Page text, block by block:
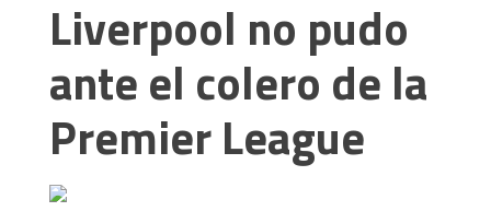
Liverpool no pudo
ante el colero de la
Premier League